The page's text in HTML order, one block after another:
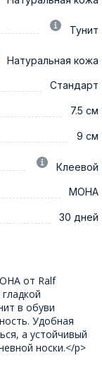
Тунит
Натуральная кожа
Стандарт
7.5 см
9 см
Клеевой
МОНА
30 дней
от Ralf
в обуви
Удобная
а устойчивый
носки.</p>